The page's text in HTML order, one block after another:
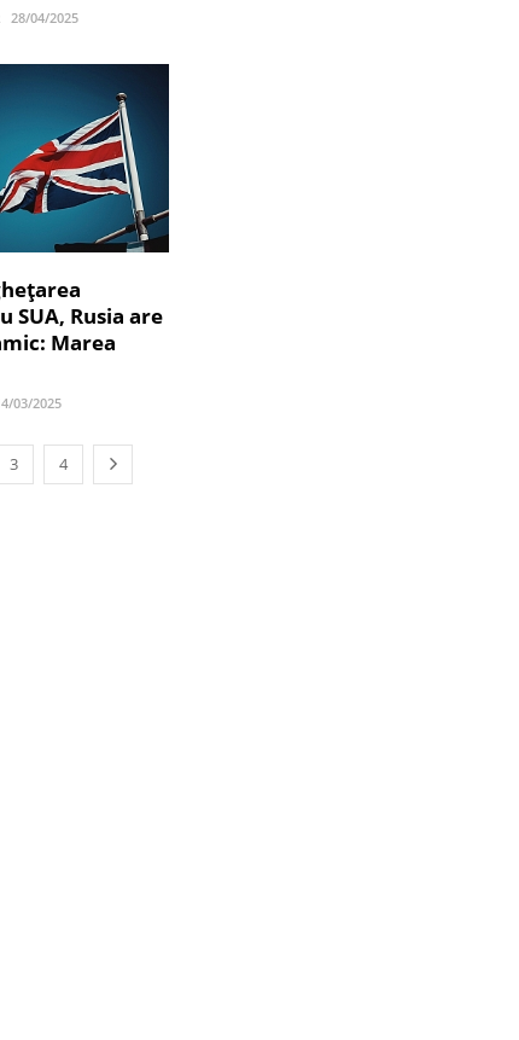
28/04/2025
SUA, Rusia are
Marea
03/2025
3 4